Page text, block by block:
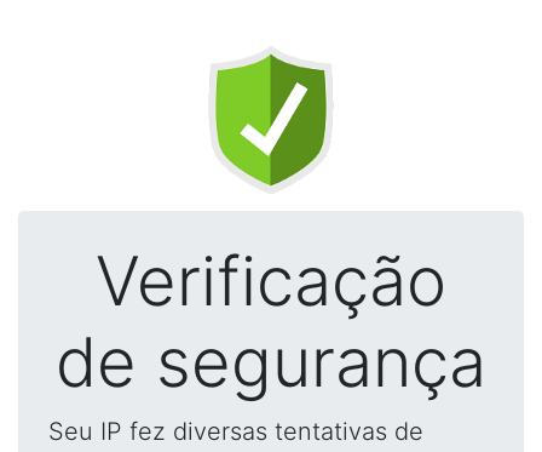
Verificação
de segurança
Seu IP fez diversas tentativas de